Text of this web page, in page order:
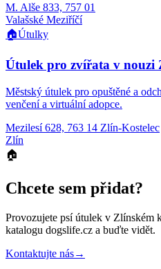
M. Alše 833, 757 01
Valašské Meziříčí
🏠Útulky
Útulek pro zvířata v nouzi
Městský útulek pro opuštěné a
venčení a virtuální adopce.
Mezilesí 628, 763 14 Zlín-Kostelec
Zlín
🏠
Chcete sem přidat?
Provozujete psí útulek v Zlínském
katalogu dogslife.cz a buďte vidět.
Kontaktujte nás→